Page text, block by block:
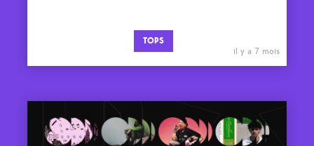
TOPS
il y a 7 mois